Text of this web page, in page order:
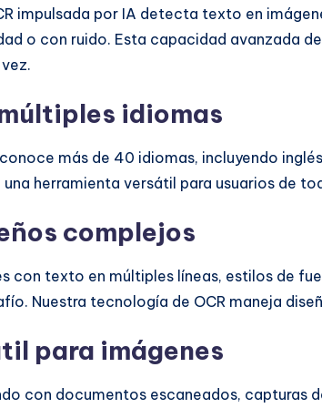
impulsada por IA detecta texto en
o con ruido. Esta capacidad avanzada
idiomas
más de 40 idiomas, incluyendo
herramienta versátil para usuarios de
complejos
con texto en múltiples líneas, estilos de
Nuestra tecnología de OCR maneja
para imágenes
con documentos escaneados, capturas